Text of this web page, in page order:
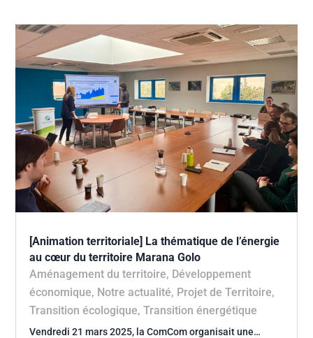
[Animation territoriale] La thématique de l’énergie
au cœur du territoire Marana Golo
Aménagement du territoire, Développement
économique, Notre actualité, Projet de Territoire,
Transition écologique,Transition énergétique
Vendredi 21 mars 2025, la ComCom organisait une…